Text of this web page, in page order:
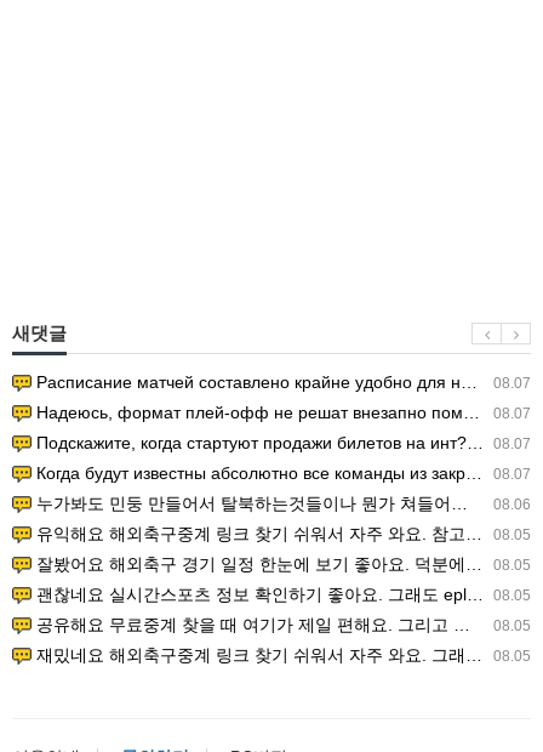
새댓글
08.07
Расписание матчей составлено крайне удобно для нашего часово…
08.07
Надеюсь, формат плей-офф не решат внезапно поменять. https:/…
08.07
Подскажите, когда стартуют продажи билетов на инт? https://g…
08.07
Когда будут известны абсолютно все команды из закрытых квали…
08.06
누가봐도 민둥 만들어서 탈북하는것들이나 뭔가 쳐들어오는 낌새를 미리 알아차리기 위함이지 저걸 전쟁준비라고 하…
08.05
유익해요 해외축구중계 링크 찾기 쉬워서 자주 와요. 참고로 무료스포츠중계 정보 확인할 때 출처 꼭 체크해요.…
08.05
잘봤어요 해외축구 경기 일정 한눈에 보기 좋아요. 덕분에 epl중계 볼 때 공식 중계 채널 먼저 찾아봐요. …
08.05
괜찮네요 실시간스포츠 정보 확인하기 좋아요. 그래도 epl중계 볼 때 공식 중계 채널 먼저 찾아봐요. 북마크…
08.05
공유해요 무료중계 찾을 때 여기가 제일 편해요. 그리고 무료스포츠중계 정보 확인할 때 출처 꼭 체크해요. 앞…
08.05
재밌네요 해외축구중계 링크 찾기 쉬워서 자주 와요. 그래서 해외축구중계도 정식 서비스로 봐야 안전해요. 다음…